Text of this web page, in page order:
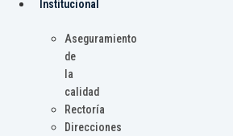
Institucional
Aseguramiento
de
la
calidad
Rectoría
Direcciones